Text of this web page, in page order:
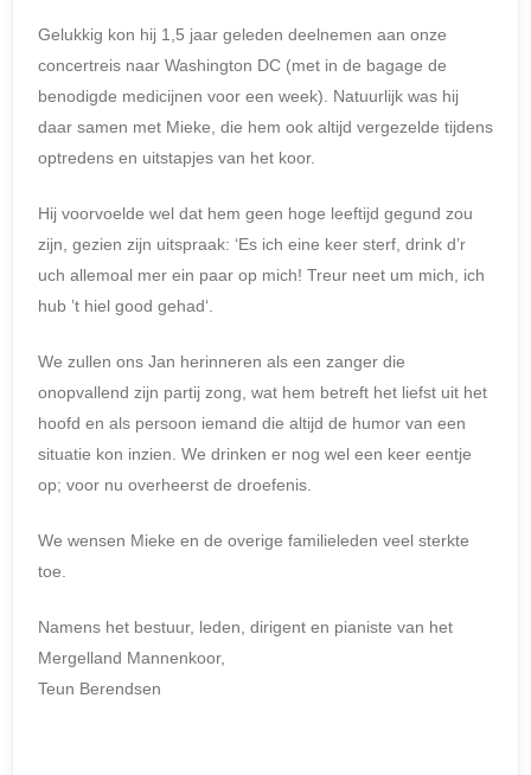
Gelukkig kon hij 1,5 jaar geleden deelnemen aan onze
concertreis naar Washington DC (met in de bagage de
benodigde medicijnen voor een week). Natuurlijk was hij
daar samen met Mieke, die hem ook altijd vergezelde tijdens
optredens en uitstapjes van het koor.
Hij voorvoelde wel dat hem geen hoge leeftijd gegund zou
zijn, gezien zijn uitspraak: ‘Es ich eine keer sterf, drink d’r
uch allemoal mer ein paar op mich! Treur neet um mich, ich
hub ’t hiel good gehad‘.
We zullen ons Jan herinneren als een zanger die
onopvallend zijn partij zong, wat hem betreft het liefst uit het
hoofd en als persoon iemand die altijd de humor van een
situatie kon inzien. We drinken er nog wel een keer eentje
op; voor nu overheerst de droefenis.
We wensen Mieke en de overige familieleden veel sterkte
toe.
Namens het bestuur, leden, dirigent en pianiste van het
Mergelland Mannenkoor,
Teun Berendsen